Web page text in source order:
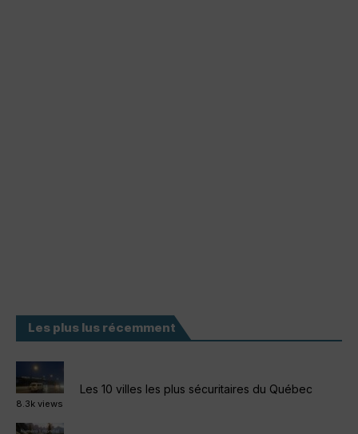
Les plus lus récemment
Les 10 villes les plus sécuritaires du Québec
8.3k views